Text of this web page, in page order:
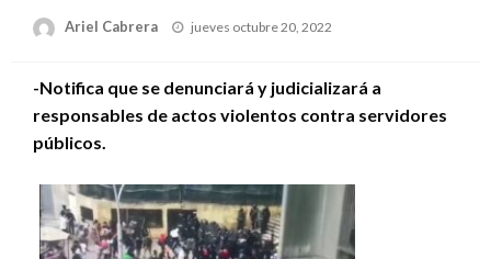
Ariel Cabrera
Publicado
jueves octubre 20, 2022
-Notifica que se denunciará y judicializará a
responsables de actos violentos contra servidores
públicos.